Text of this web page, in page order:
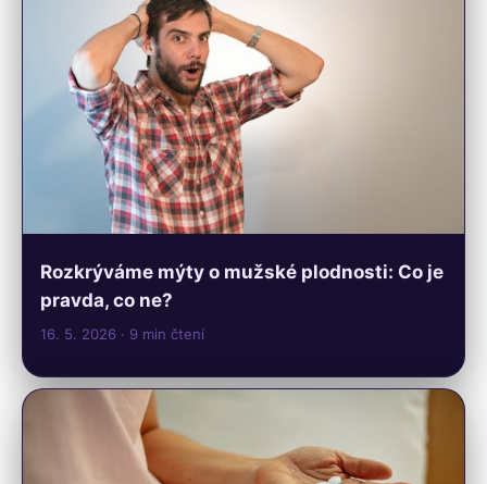
Rozkrýváme mýty o mužské plodnosti: Co je
pravda, co ne?
16. 5. 2026 · 9 min čtení